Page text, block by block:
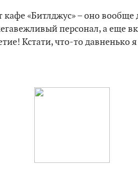
«Битлджус» – оно
персонал, а еще
Кстати, что-то давненько